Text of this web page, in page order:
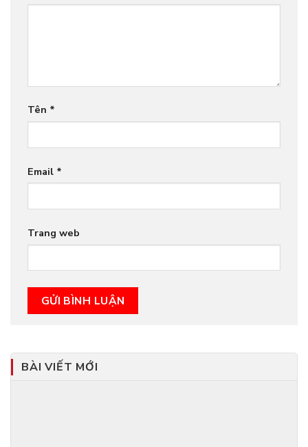
Tên *
Email *
Trang web
BÀI VIẾT MỚI